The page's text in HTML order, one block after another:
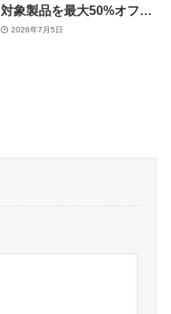
対象製品を最大50%オフで
販売するセールを開催中
2026年7月5日